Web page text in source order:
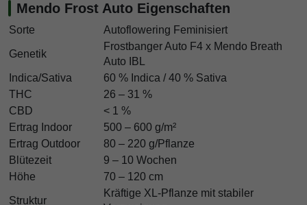
Mendo Frost Auto Eigenschaften
Sorte Autoflowering Feminisiert
Genetik
Frostbanger Auto F4 x Mendo Breath
Auto IBL
Indica/Sativa
60 % Indica / 40 % Sativa
THC
26 – 31 %
CBD
< 1 %
Ertrag Indoor
500 – 600 g/m²
Ertrag Outdoor
80 – 220 g/Pflanze
Blütezeit
9 – 10 Wochen
Höhe
70 – 120 cm
Struktur
Kräftige XL-Pflanze mit stabiler